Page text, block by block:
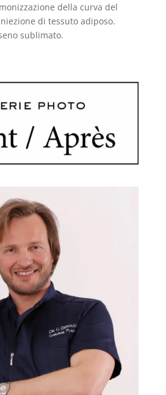
della curva del
di tessuto adiposo.
sublimato.